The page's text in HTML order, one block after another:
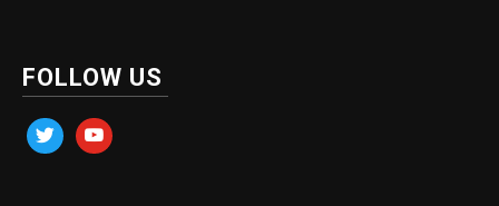
FOLLOW US
twitter youtube